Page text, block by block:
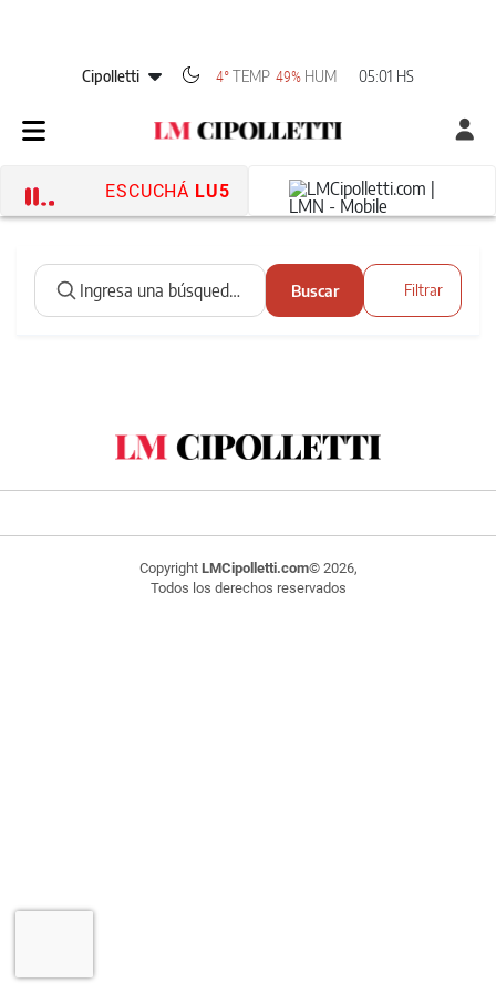
Cipolletti 4°TEMP 49% HUM 05:01 HS
ESCUCHÁ LU5
Buscar Filtrar
Copyright LMCipolletti.com© 2026,
Todos los derechos reservados